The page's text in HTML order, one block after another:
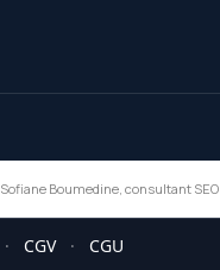
Sofiane Boumedine, consultant SEO
· CGV · CGU